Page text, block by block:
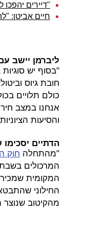
"דיירים
חיים אביטן:
ליברמן יישב
"בסוף יש
חובת גיוס
כולם תלויים
אנחנו במצב
והסיעות
הדתיים
"מהתחלה חוק
המרכולים
המקומית
החילוני
מהקיטוב